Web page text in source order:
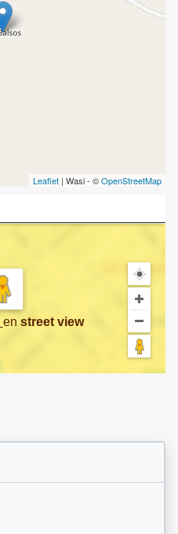
Leaflet | Wasi - ©OpenStreetMap
en street view